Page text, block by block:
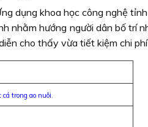
dụng khoa học công nghệ
nhằm hướng người dân bố trí
cho thấy vừa tiết kiệm chi
cá trong ao nuôi.